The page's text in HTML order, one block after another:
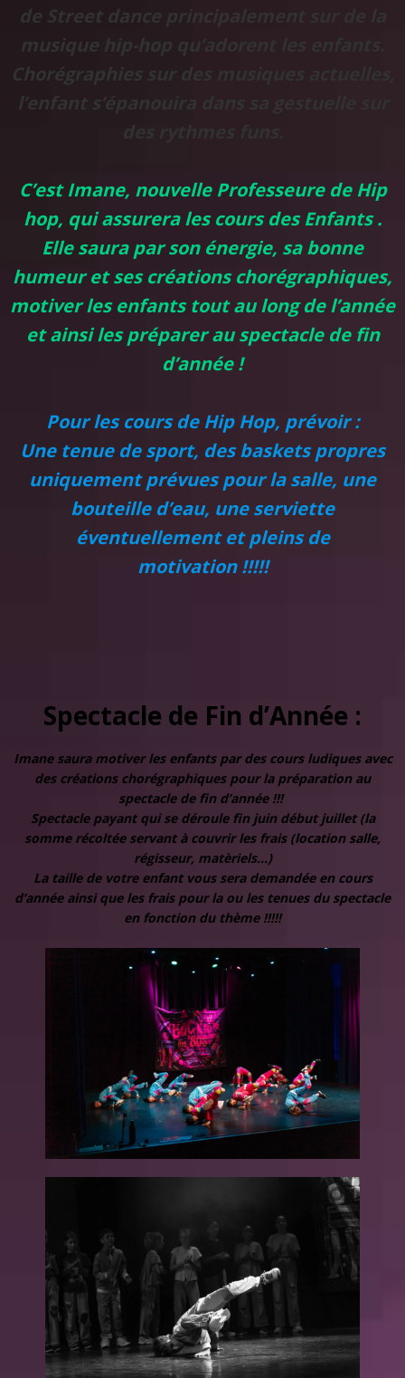
de Street dance principalement sur de la
musique hip-hop qu’adorent les enfants.
Chorégraphies sur des musiques actuelles,
l’enfant s’épanouira dans sa gestuelle sur
C’est Imane, nouvelle Professeure de Hip
hop, qui assurera les cours des Enfants .
Elle saura par son énergie, sa bonne
humeur et ses créations chorégraphiques,
motiver les enfants tout au long de l’année
et ainsi les préparer au spectacle de fin
d’année !
Pour les cours de Hip Hop, prévoir :
Une tenue de sport, des baskets propres
uniquement prévues pour la salle, une
bouteille d’eau, une serviette
éventuellement et pleins de
motivation !!!!!
Spectacle de Fin d’Année :
Imanesaura motiver les enfants par des cours ludiques avec
des créations chorégraphiques pour la préparation au
spectacle de fin d’année !!!
Spectacle payant qui se déroule fin juin début juillet (la
somme récoltée servant à couvrir les frais (location salle,
régisseur, matèriels…)
La taille de votre enfant vous sera demandée en cours
d’année ainsi que les frais pour la ou les tenues du spectacle
en fonction du thème !!!!!